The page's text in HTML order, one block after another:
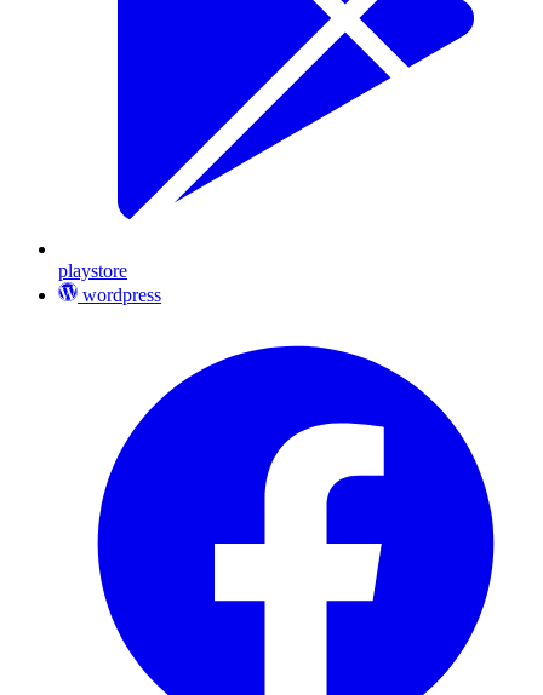
playstore
wordpress